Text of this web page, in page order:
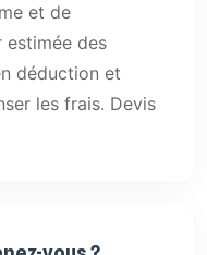
et de
estimée des
déduction et
les frais. Devis